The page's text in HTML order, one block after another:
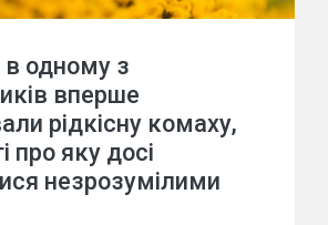
в одному з
вперше
рідкісну комаху,
про яку досі
незрозумілими